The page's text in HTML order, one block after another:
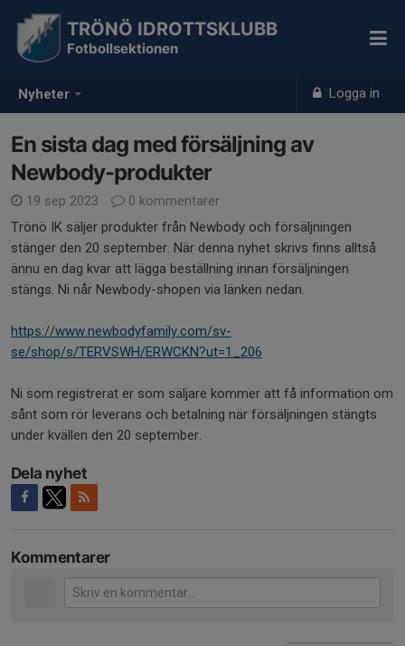
Nyheter Logga in
TRÖNÖ IDROTTSKLUBB
Fotbollsektionen
En sista dag med försäljning av
Newbody-produkter
19 sep 2023
0 kommentarer
Trönö IK säljer produkter från Newbody och försäljningen
stänger den 20 september. När denna nyhet skrivs finns alltså
ännu en dag kvar att lägga beställning innan försäljningen
stängs. Ni når Newbody-shopen via länken nedan.
https://www.newbodyfamily.com/sv-
se/shop/s/TERVSWH/ERWCKN?ut=1_206
Ni som registrerat er som säljare kommer att få information om
sånt som rör leverans och betalning när försäljningen stängts
under kvällen den 20 september.
Dela nyhet
Kommentarer